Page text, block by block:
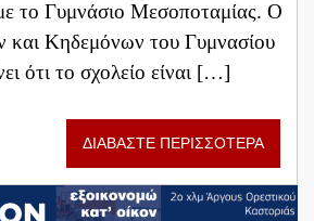
το Γυμνάσιο Μεσοποταμίας. Ο
και Κηδεμόνων του Γυμνασίου
ότι το σχολείο είναι […]
ΔΙΑΒΑΣΤΕ ΠΕΡΙΣΣΟΤΕΡΑ